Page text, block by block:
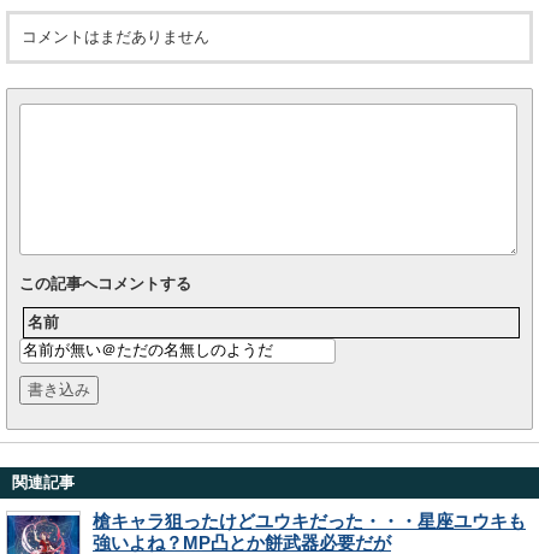
コメントはまだありません
この記事へコメントする
名前
関連記事
槍キャラ狙ったけどユウキだった・・・星座ユウキも
強いよね？MP凸とか餅武器必要だが